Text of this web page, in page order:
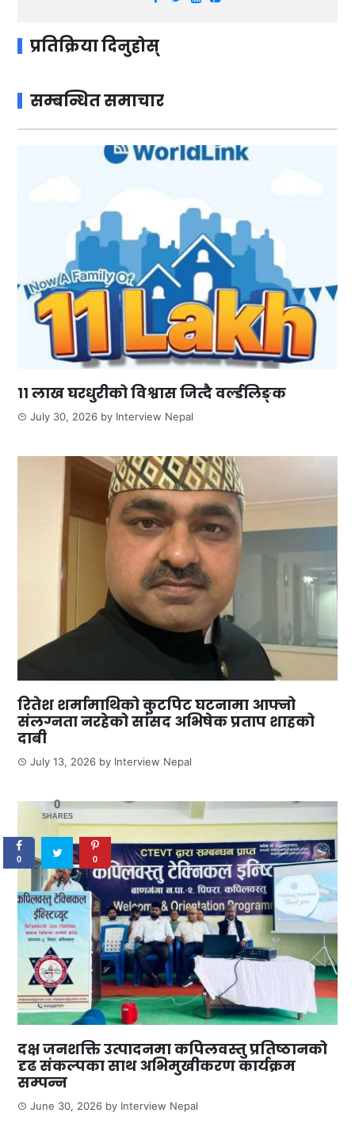
प्रतिक्रिया दिनुहोस्
सम्बन्धित समाचार
११ लाख घरधुरीको विश्वास जित्दै वर्ल्डलिङ्क
July 30, 2026 by Interview Nepal
रितेश शर्मामाथिको कुटपिट घटनामा आफ्नो
संलग्नता नरहेको सांसद अभिषेक प्रताप शाहको
दाबी
July 13, 2026 by Interview Nepal
दक्ष जनशक्ति उत्पादनमा कपिलवस्तु प्रतिष्ठानको
दृढ संकल्पका साथ अभिमुखीकरण कार्यक्रम
सम्पन्न
June 30, 2026 by Interview Nepal
0
SHARES
0 0